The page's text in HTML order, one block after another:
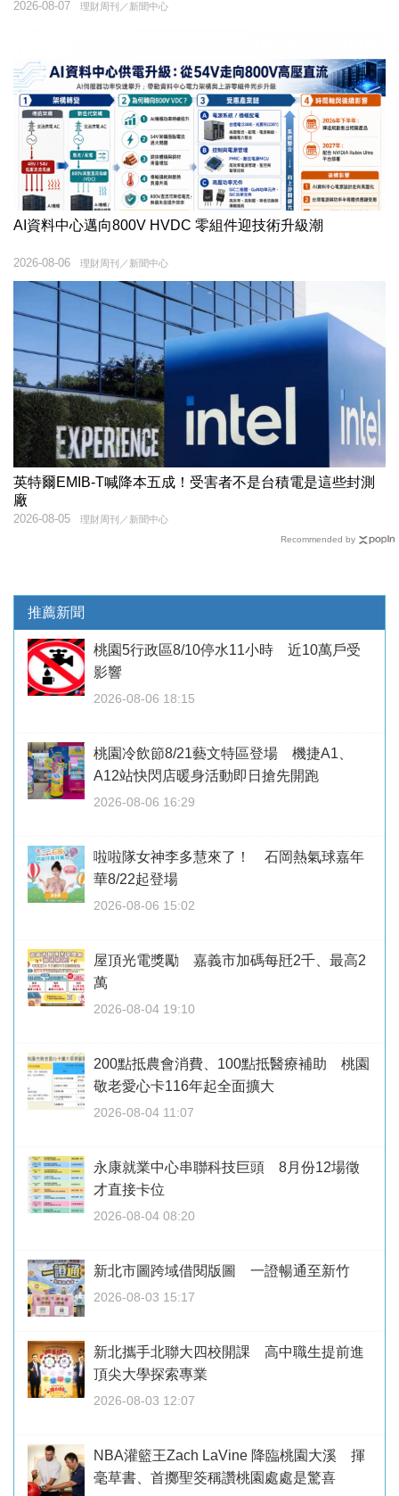
理財周刊／新聞中心
2026-08-07
AI資料中心邁向800V HVDC 零組件迎技術升級潮
理財周刊／新聞中心
2026-08-06
英特爾EMIB-T喊降本五成！受害者不是台積電是這些封測
廠
理財周刊／新聞中心
2026-08-05
Recommended by
推薦新聞
桃園5行政區8/10停水11小時 近10萬戶受
影響
2026-08-06 18:15
桃園冷飲節8/21藝文特區登場 機捷A1、
A12站快閃店暖身活動即日搶先開跑
2026-08-06 16:29
啦啦隊女神李多慧來了！ 石岡熱氣球嘉年
華8/22起登場
2026-08-06 15:02
屋頂光電獎勵 嘉義市加碼每瓩2千、最高2
萬
2026-08-04 19:10
200點抵農會消費、100點抵醫療補助 桃園
敬老愛心卡116年起全面擴大
2026-08-04 11:07
永康就業中心串聯科技巨頭 8月份12場徵
才直接卡位
2026-08-04 08:20
新北市圖跨域借閱版圖 一證暢通至新竹
2026-08-03 15:17
新北攜手北聯大四校開課 高中職生提前進
頂尖大學探索專業
2026-08-03 12:07
NBA灌籃王Zach LaVine 降臨桃園大溪 揮
毫草書、首擲聖筊稱讚桃園處處是驚喜